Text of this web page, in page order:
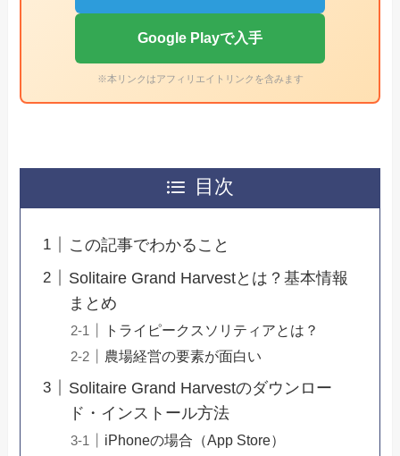
Google Playで入手
※本リンクはアフィリエイトリンクを含みます
目次
この記事でわかること
Solitaire Grand Harvestとは？基本情報
まとめ
トライピークスソリティアとは？
農場経営の要素が面白い
Solitaire Grand Harvestのダウンロー
ド・インストール方法
iPhoneの場合（App Store）